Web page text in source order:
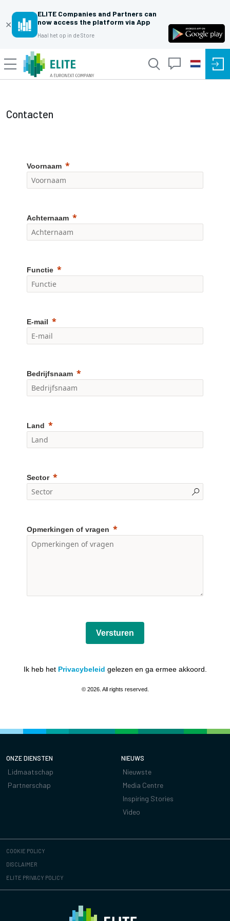
✕
ELITE Companies and Partners can
now access the platform via App
Haal het op in de Store
Contacten
Voornaam
Achternaam
Functie
E-mail
Bedrijfsnaam
Land
Sector
Opmerkingen of vragen
Versturen
Ik heb het Privacybeleid gelezen en ga ermee akkoord.
© 2026. All rights reserved.
ONZE DIENSTEN
Lidmaatschap
Partnerschap
NIEUWS
Nieuwste
Media Centre
Inspiring Stories
Video
COOKIE POLICY
DISCLAIMER
ELITE PRIVACY POLICY